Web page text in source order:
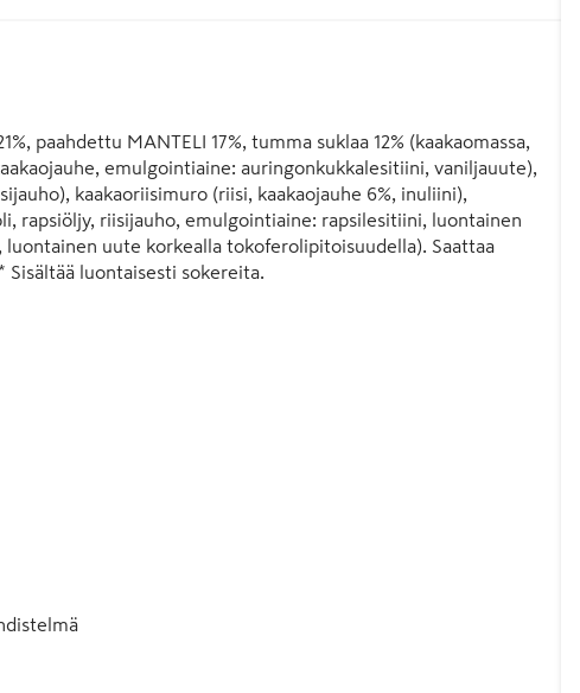
paahdettu MANTELI 17%, tumma suklaa 12% (kaakaomassa,
emulgointiaine: auringonkukkalesitiini, vaniljauute),
kaakaoriisimuro (riisi, kaakaojauhe 6%, inuliini),
rapsiöljy, riisijauho, emulgointiaine: rapsilesitiini, luontainen
uute korkealla tokoferolipitoisuudella). Saattaa
Sisältää luontaisesti sokereita.